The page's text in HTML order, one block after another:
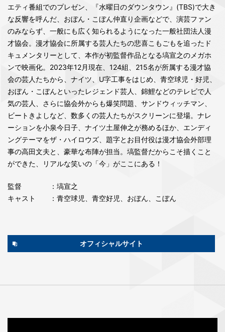
エティ番組でのプレゼン、『水曜日のダウンタウン』(TBS)で大き
な反響を呼んだ、おぼん・こぼん仲直り企画などで、演芸ファン
のみならず、一般にも広く知られるようになった一般社団法人漫
才協会。漫才協会に所属する芸人たちの悲喜こもごもを追ったド
キュメンタリーとして、本作が初監督作品となる塙宣之のメガホ
ンで映画化。2023年12月現在、124組、215名が所属する漫才協
会の芸人たちから、ナイツ、U字工事をはじめ、青空球児・好児、
おぼん・こぼんといったレジェンド芸人、錦鯉などのテレビで人
気の芸人、さらに協会外からも爆笑問題、サンドウィッチマン、
ビートきよしなど、数多くの芸人たちがスクリーンに登場。ナレ
ーションを小泉今日子、ナイツ土屋伸之が務めるほか、エンディ
ングテーマをザ・ハイロウズ、題字とお目付役は漫才協会外部理
事の高田文夫と、豪華な布陣が担当。塙監督だからこそ描くこと
ができた、リアルな笑いの「今」がここにある！
監督
：塙宣之
キャスト
：青空球児、青空好児、おぼん、こぼん
オフィシャルサイト